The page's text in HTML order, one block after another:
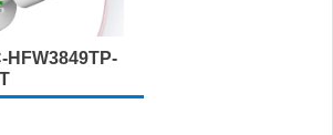
HFW3849TP-